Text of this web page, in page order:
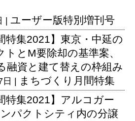
| ユーザー版特別増刊号
特集2021】東京・中延の
とM要除却の基準案、
融資と建て替えの枠組み
|
まちづくり月間特集
特集2021】アルコガー
パクトシティ内の分譲